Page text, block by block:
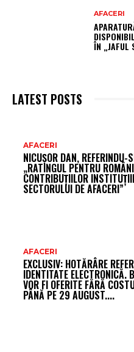
AFACERI
ÎN „JAFUL
LATEST POSTS
AFACERI
NICUȘOR DAN, REFERINDU-
„RATINGUL PENTRU
CONTRIBUȚIILOR
SECTORULUI DE AFACERI”
AFACERI
EXCLUSIV: HOTĂRÂRE
IDENTITATE ELECTRONICĂ.
VOR FI OFERITE FĂRĂ
PÂNĂ PE 29 AUGUST....